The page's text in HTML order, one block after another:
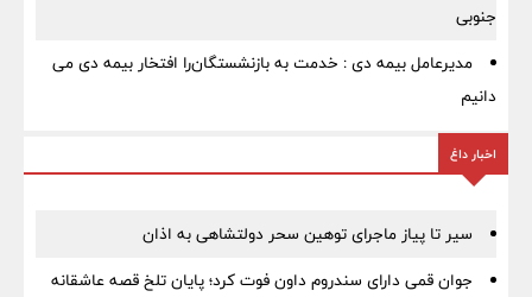
جنوبی
مدیرعامل بیمه دی : خدمت به بازنشستگان‌را افتخار بیمه دی می
دانیم
اخبار داغ
سیر تا پیاز ماجرای توهین سحر دولتشاهی به اذان
جوان قمی دارای سندروم داون فوت کرد؛ پایان تلخ قصه عاشقانه